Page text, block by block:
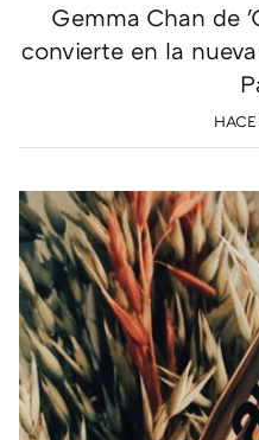
Gemma Chan de
convierte en la